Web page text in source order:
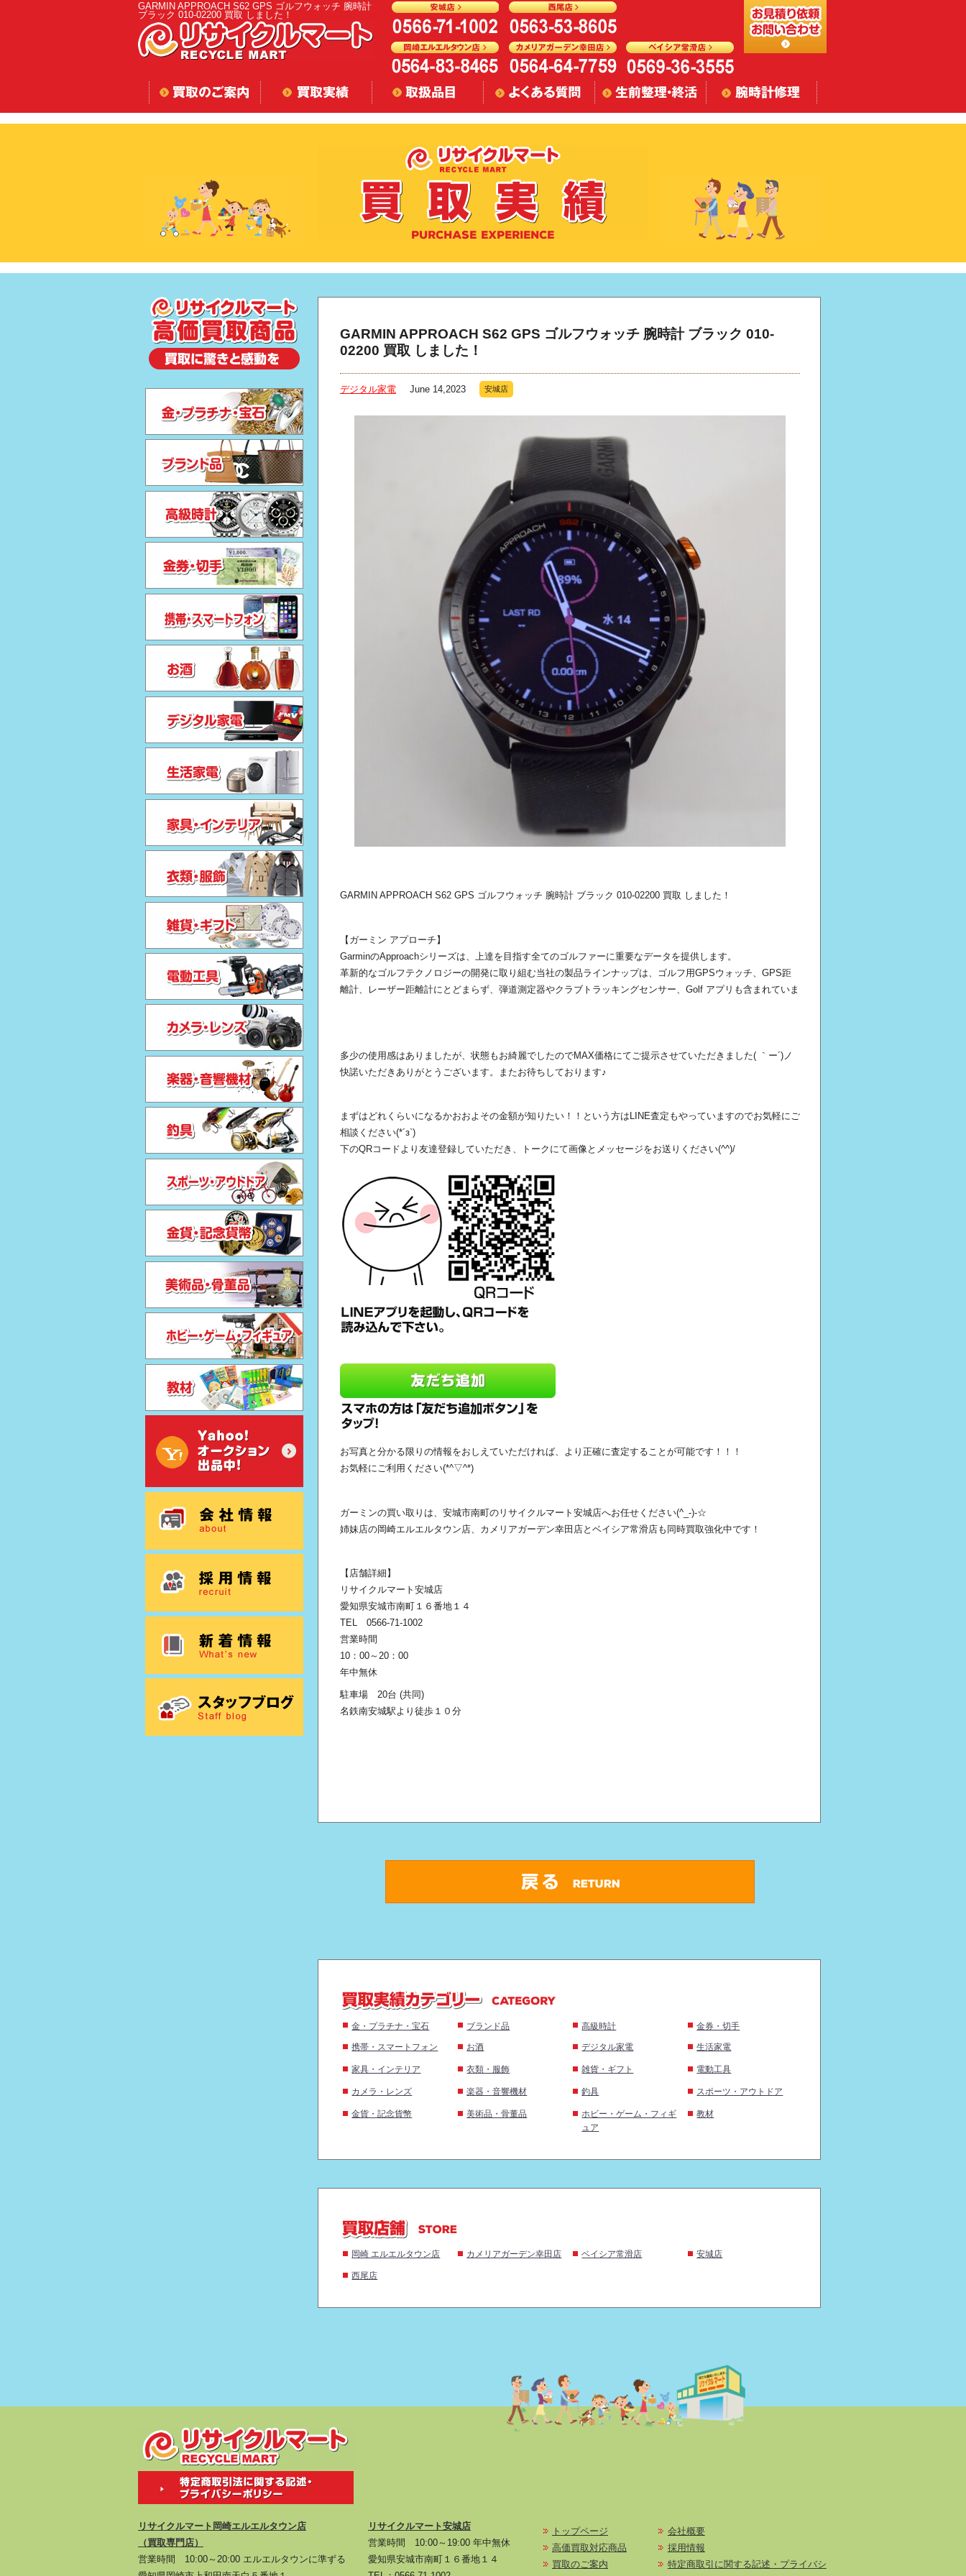
GARMIN APPROACH S62 GPS ゴルフウォッチ 腕時計
ブラック 010-02200 買取 しました！
GARMIN APPROACH S62 GPS ゴルフウォッチ 腕時計 ブラック 010-
02200 買取 しました！
デジタル家電 June 14,2023 安城店
GARMIN APPROACH S62 GPS ゴルフウォッチ 腕時計 ブラック 010-02200 買取 しました！
【ガーミン アプローチ】
GarminのApproachシリーズは、上達を目指す全てのゴルファーに重要なデータを提供します。
革新的なゴルフテクノロジーの開発に取り組む当社の製品ラインナップは、ゴルフ用GPSウォッチ、GPS距
離計、レーザー距離計にとどまらず、弾道測定器やクラブトラッキングセンサー、Golf アプリも含まれていま
多少の使用感はありましたが、状態もお綺麗でしたのでMAX価格にてご提示させていただきました( ｀ー´)ノ
快諾いただきありがとうございます。またお待ちしております♪
まずはどれくらいになるかおおよその金額が知りたい！！という方はLINE査定もやっていますのでお気軽にご
相談ください(*´з`)
下のQRコードより友達登録していただき、トークにて画像とメッセージをお送りください(^^)/
お写真と分かる限りの情報をおしえていただければ、より正確に査定することが可能です！！！
お気軽にご利用ください(*^▽^*)
ガーミンの買い取りは、安城市南町のリサイクルマート安城店へお任せください(^_-)-☆
姉妹店の岡崎エルエルタウン店、カメリアガーデン幸田店とベイシア常滑店も同時買取強化中です！
【店舗詳細】
リサイクルマート安城店
愛知県安城市南町１６番地１４
TEL 0566-71-1002
営業時間
10：00～20：00
年中無休
駐車場 20台 (共同)
名鉄南安城駅より徒歩１０分
金・プラチナ・宝石 ブランド品 高級時計 金券・切手
携帯・スマートフォン お酒 デジタル家電 生活家電
家具・インテリア 衣類・服飾 雑貨・ギフト 電動工具
カメラ・レンズ 楽器・音響機材 釣具 スポーツ・アウトドア
金貨・記念貨幣 美術品・骨董品
ホビー・ゲーム・フィギ
ュア
教材
岡崎 エルエルタウン店 カメリアガーデン幸田店 ベイシア常滑店 安城店
西尾店
トップページ
高価買取対応商品
買取のご案内
会社概要
採用情報
特定商取引に関する記述・プライバシ
リサイクルマート岡崎エルエルタウン店
（買取専門店）
営業時間 10:00～20:00 エルエルタウンに準ずる
リサイクルマート安城店
営業時間 10:00～19:00 年中無休
愛知県安城市南町１６番地１４